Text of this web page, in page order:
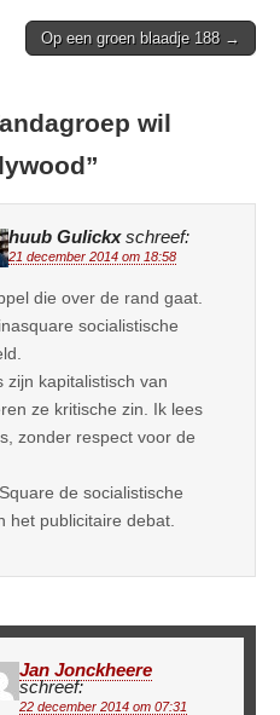
Op een groen blaadje 188 →
wil
”
huub Gulickx schreef:
21 december 2014 om 18:58
die over de rand gaat.
socialistische
zijn kapitalistisch van
ze kritische zin. Ik lees
zonder respect voor de
de socialistische
het publicitaire debat.
Jan Jonckheere
schreef:
22 december 2014 om 07:31